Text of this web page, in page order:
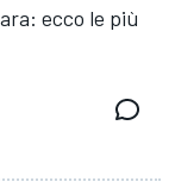
ecco le più